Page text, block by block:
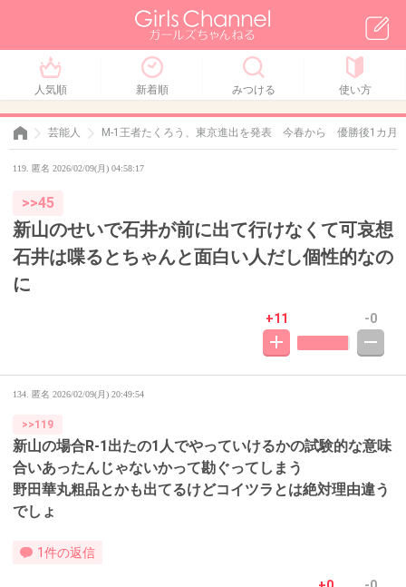
人気順 新着順 みつける 使い方
芸能人 M-1王者たくろう、東京進出を発表 今春から 優勝後1カ月
119. 匿名 2026/02/09(月) 04:58:17
>>45
新山のせいで石井が前に出て行けなくて可哀想
石井は喋るとちゃんと面白い人だし個性的なの
に
+11 -0
134. 匿名 2026/02/09(月) 20:49:54
>>119
新山の場合R-1出たの1人でやっていけるかの試験的な意味
合いあったんじゃないかって勘ぐってしまう
野田華丸粗品とかも出てるけどコイツラとは絶対理由違う
でしょ
1件の返信